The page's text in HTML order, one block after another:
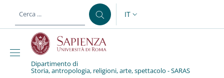
al contenuto principale
SELETTORE LINGUA:
IT
Dipartimento di
Storia, antropologia, religioni, arte, spettacolo - SARAS